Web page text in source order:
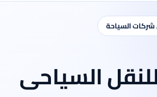
السياحة
السياحى